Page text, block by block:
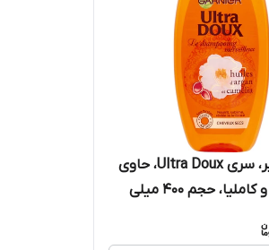
شامپو گارنیر، سری Ultra Doux، حاوی
روغن آرگان و کاملیا، حجم 400 میلی